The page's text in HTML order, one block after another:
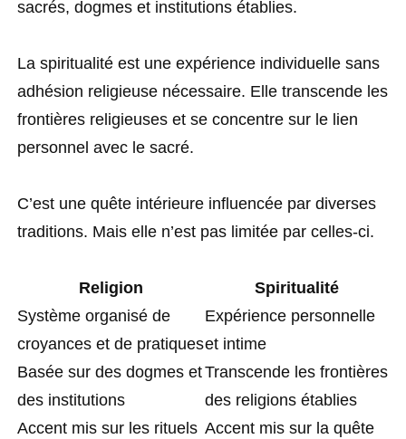
sacrés, dogmes et institutions établies.
La spiritualité est une expérience individuelle sans
adhésion religieuse nécessaire. Elle transcende les
frontières religieuses et se concentre sur le lien
personnel avec le sacré.
C’est une quête intérieure influencée par diverses
traditions. Mais elle n’est pas limitée par celles-ci.
Religion
Spiritualité
Système organisé de
croyances et de pratiques
Expérience personnelle
et intime
Basée sur des dogmes et
des institutions
Transcende les frontières
des religions établies
Accent mis sur les rituels Accent mis sur la quête